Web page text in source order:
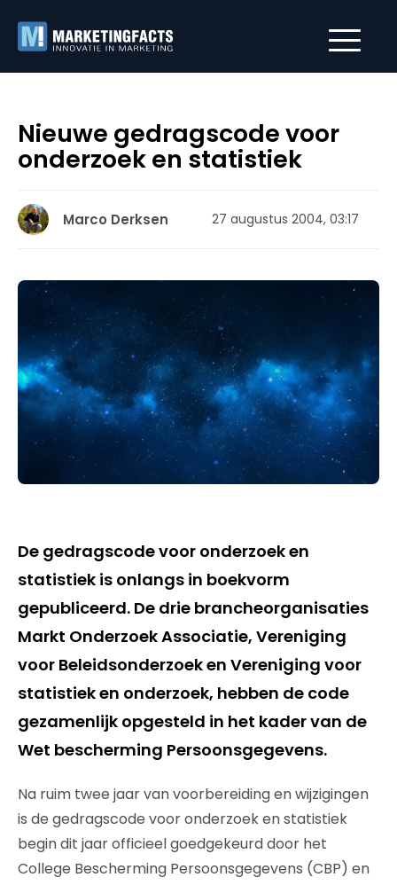
Nieuwe gedragscode voor
onderzoek en statistiek
Marco Derksen 27 augustus 2004, 03:17
De gedragscode voor onderzoek en
statistiek is onlangs in boekvorm
gepubliceerd. De drie brancheorganisaties
Markt Onderzoek Associatie, Vereniging
voor Beleidsonderzoek en Vereniging voor
statistiek en onderzoek, hebben de code
gezamenlijk opgesteld in het kader van de
Wet bescherming Persoonsgegevens.
Na ruim twee jaar van voorbereiding en wijzigingen
is de gedragscode voor onderzoek en statistiek
begin dit jaar officieel goedgekeurd door het
College Bescherming Persoonsgegevens (CBP) en